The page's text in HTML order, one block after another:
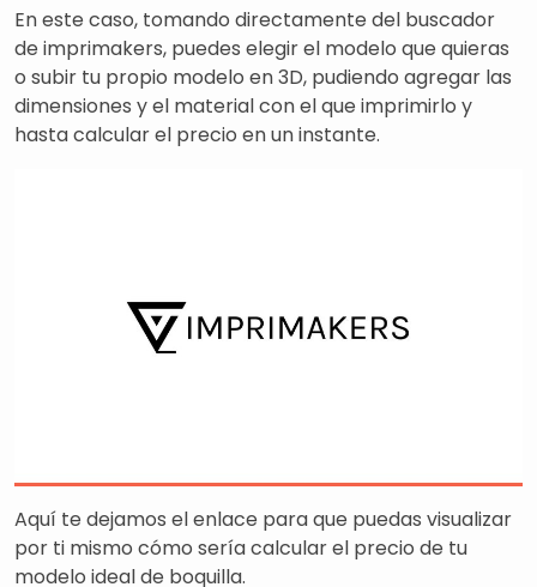
En este caso, tomando directamente del buscador
de imprimakers, puedes elegir el modelo que quieras
o subir tu propio modelo en 3D, pudiendo agregar las
dimensiones y el material con el que imprimirlo y
hasta calcular el precio en un instante.
Aquí te dejamos el enlace para que puedas visualizar
por ti mismo cómo sería calcular el precio de tu
modelo ideal de boquilla.